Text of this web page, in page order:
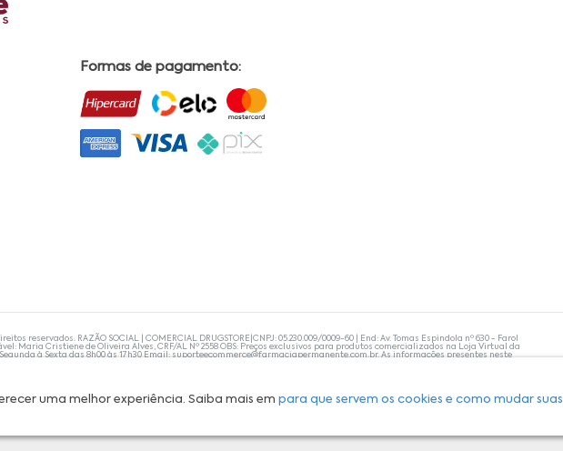
uma melhor experiência. Saiba mais empara que servem os cookies e como mudar suas
Formas de pagamento:
reservados. RAZÃO SOCIAL | COMERCIAL DRUGSTORE|CNPJ: 05.230.009/0009-60 | End: Av. Tomas Espindola nº 630 - Farol
Maria Cristiene de Oliveira Alves, CRF/AL Nº 2558 OBS: Preços exclusivos para produtos comercializados na Loja Virtual da
à Sexta das 8h00 às 17h30 Email: suporteecommerce@farmaciapermanente.com.br. As informações presentes neste
forma alguma, substituem as orientações de um profissional da área médica. Apenas o médico está capacitado para
adequado. Se os sintomas persistirem, um médico deve ser consultado. A Farmácia Permanente trabalha com as
que você possa realizar suas compras com tranquilidade. A privacidade e a segurança dos clientes são compromissos da
sujeitos à confirmação da disponibilidade de produto em nosso estoque.